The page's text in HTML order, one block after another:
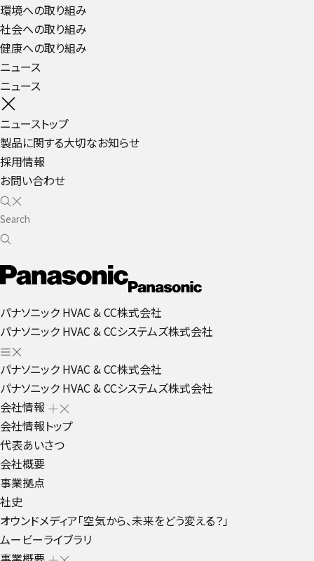
環境への取り組み
社会への取り組み
健康への取り組み
ニュース
ニュース
ニューストップ
製品に関する大切なお知らせ
採用情報
お問い合わせ
パナソニック HVAC & CC株式会社
パナソニック HVAC & CCシステムズ株式会社
パナソニック HVAC & CC株式会社
パナソニック HVAC & CCシステムズ株式会社
会社情報
会社情報トップ
代表あいさつ
会社概要
事業拠点
社史
オウンドメディア「空気から、未来をどう変える？」
ムービーライブラリ